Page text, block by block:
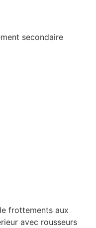
secondaire
frottements aux
avec rousseurs